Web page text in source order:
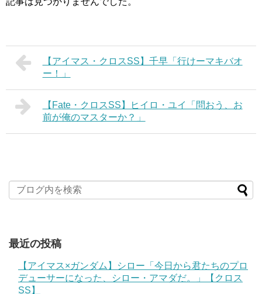
【アイマス・クロスSS】千早「行けーマキバオ
ー！」
【Fate・クロスSS】ヒイロ・ユイ「問おう、お
前が俺のマスターか？」
最近の投稿
【アイマス×ガンダム】シロー「今日から君たちのプロ
デューサーになった、シロー・アマダだ。」【クロス
SS】